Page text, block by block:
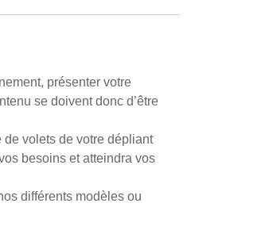
présenter votre
se doivent donc d’être
de volets de votre dépliant
besoins et atteindra vos
différents modèles ou